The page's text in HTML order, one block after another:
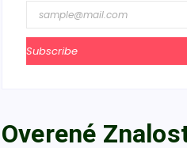
Subscribe
Overené